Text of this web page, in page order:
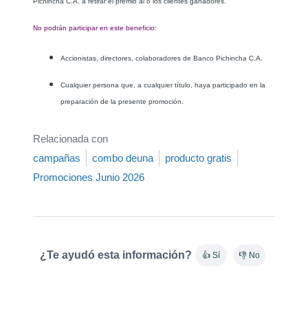
No podrán participar en este beneficio:
Accionistas, directores, colaboradores de Banco Pichincha C.A.
Cualquier persona que, a cualquier título, haya participado en la
preparación de la presente promoción.
Relacionada con
campañas
combo deuna
producto gratis
Promociones Junio 2026
¿Te ayudó esta información? 👍 Sí 👎 No